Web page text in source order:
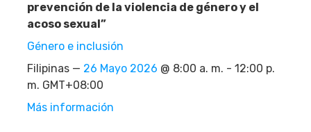
prevención de la violencia de género y el
acoso sexual”
Género e inclusión
Filipinas — 26 Mayo 2026 @ 8:00 a. m. - 12:00 p.
m. GMT+08:00
Más información